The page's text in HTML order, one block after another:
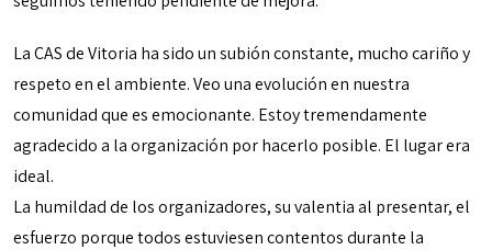
La CAS de Vitoria ha sido un subión constante, mucho cariño y
respeto en el ambiente. Veo una evolución en nuestra
comunidad que es emocionante. Estoy tremendamente
agradecido a la organización por hacerlo posible. El lugar era
ideal.
La humildad de los organizadores, su valentia al presentar, el
esfuerzo porque todos estuviesen contentos durante la